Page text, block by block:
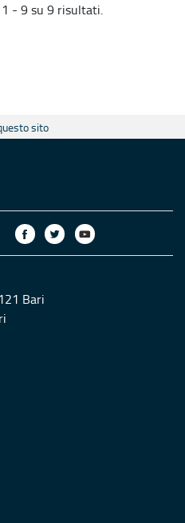
- 9 su 9 risultati.
sito
Bari